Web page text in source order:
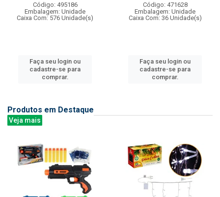
Código: 495186
Embalagem: Unidade
Caixa Com: 576 Unidade(s)
Faça seu login ou
cadastre-se para
comprar.
Código: 471628
Embalagem: Unidade
Caixa Com: 36 Unidade(s)
Faça seu login ou
cadastre-se para
comprar.
Produtos em Destaque
Veja mais